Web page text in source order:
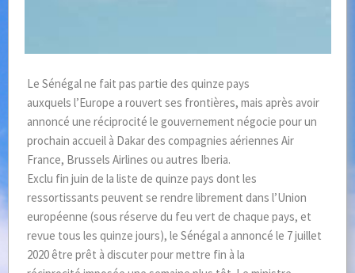
Le Sénégal ne fait pas partie des quinze pays
auxquels l’Europe a rouvert ses frontières, mais après avoir
annoncé une réciprocité le gouvernement négocie pour un
prochain accueil à Dakar des compagnies aériennes Air
France, Brussels Airlines ou autres Iberia.
Exclu fin juin de la liste de quinze pays dont les
ressortissants peuvent se rendre librement dans l’Union
européenne (sous réserve du feu vert de chaque pays, et
revue tous les quinze jours), le Sénégal a annoncé le 7 juillet
2020 être prêt à discuter pour mettre fin à la